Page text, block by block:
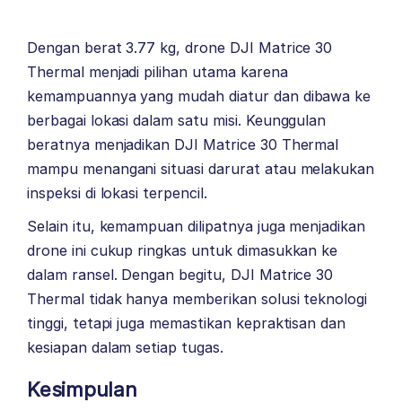
Dengan berat 3.77 kg, drone DJI Matrice 30
Thermal menjadi pilihan utama karena
kemampuannya yang mudah diatur dan dibawa ke
berbagai lokasi dalam satu misi. Keunggulan
beratnya menjadikan DJI Matrice 30 Thermal
mampu menangani situasi darurat atau melakukan
inspeksi di lokasi terpencil.
Selain itu, kemampuan dilipatnya juga menjadikan
drone ini cukup ringkas untuk dimasukkan ke
dalam ransel. Dengan begitu, DJI Matrice 30
Thermal tidak hanya memberikan solusi teknologi
tinggi, tetapi juga memastikan kepraktisan dan
kesiapan dalam setiap tugas.
Kesimpulan